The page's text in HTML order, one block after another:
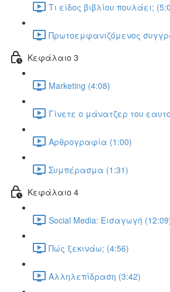
Τι είδος βιβλίου πουλάει;
Πρωτοεμφανιζόμενος
Κεφάλαιο 3
Marketing (4:08)
Γίνετε ο μάνατζερ του
Αρθρογραφία (1:00)
Συμπέρασμα (1:31)
Κεφάλαιο 4
Social Media: Εισαγωγή
Πώς ξεκινάω; (4:56)
Αλληλεπίδραση (3:42)